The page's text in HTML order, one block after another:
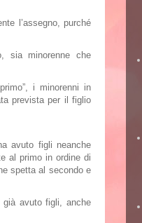
l’assegno, purché
sia minorenne che
i minorenni in
prevista per il figlio
avuto figli neanche
al primo in ordine di
spetta al secondo e
avuto figli, anche